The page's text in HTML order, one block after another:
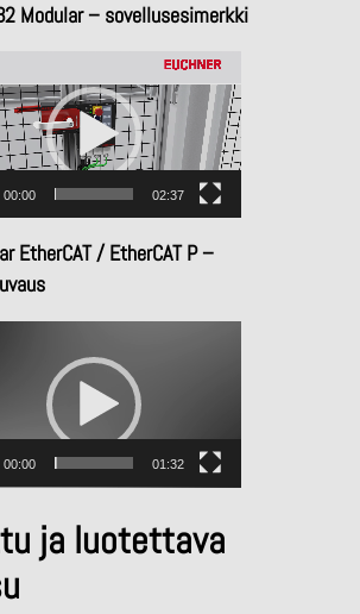
Modular – sovellusesimerkki
00:00 02:37
EtherCAT / EtherCAT P –
00:00 01:32
ja luotettava